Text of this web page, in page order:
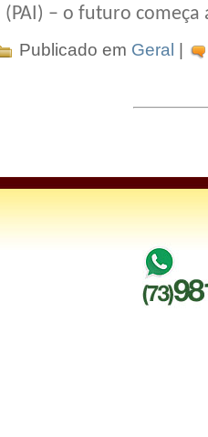
(PAI) – o futuro
Publicado em Geral